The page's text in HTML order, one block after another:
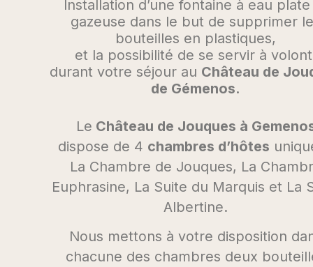
Installation d’une fontaine à eau
gazeuse dans le but de supprimer
bouteilles en plastiques,
et la possibilité de se servir à
durant votre séjour au Château de
de Gémenos.
Le Château de Jouques à
dispose de 4 chambres d’hôtes
La Chambre de Jouques, La
Euphrasine, La Suite du Marquis et La
Albertine.
Nous mettons à votre disposition
chacune des chambres deux